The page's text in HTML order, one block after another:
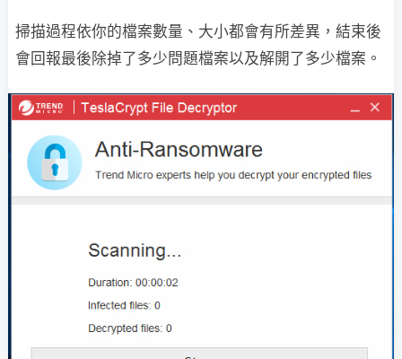
掃描過程依你的檔案數量、大小都會有所差異，結束後
會回報最後除掉了多少問題檔案以及解開了多少檔案。